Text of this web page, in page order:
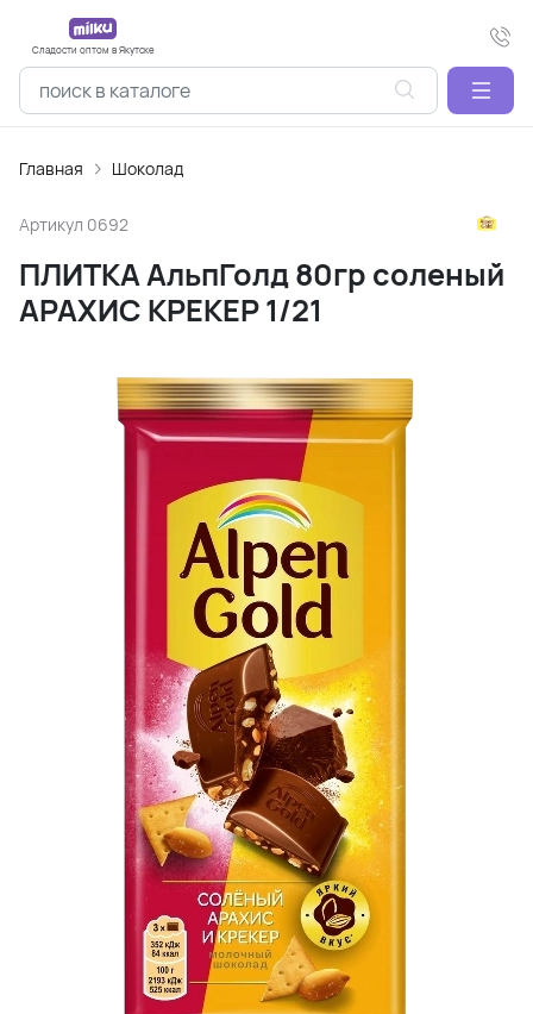
Сладости оптом в Якутске
Главная Шоколад
Артикул 0692
ПЛИТКА АльпГолд 80гр соленый
АРАХИС КРЕКЕР 1/21